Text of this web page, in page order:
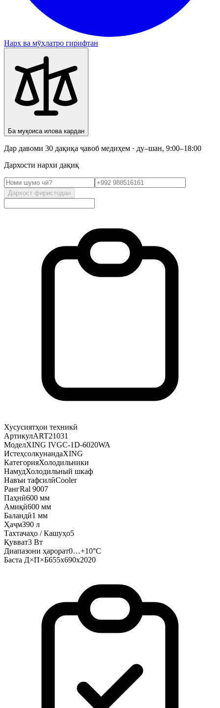
Нарх ва мӯҳлатро гирифтан
Ба муқоиса илова кардан
Дар давоми 30 дақиқа ҷавоб медиҳем · ду–шан, 9:00–18:00
Дархости нархи дақиқ
Дархост фиристодан
Хусусиятҳои техникӣ
АртикулART21031
МоделXING IVGC-1D-6020WA
ИстеҳсолкунандаXING
КатегорияХолодильники
НамудХолодильный шкаф
Навъи тафсилӣCooler
РангRal 9007
Паҳнӣ600 мм
Амиқӣ600 мм
Баландӣ1 мм
Ҳаҷм390 л
Тахтачаҳо / Кашуҳо5
Қувват3 Вт
Диапазони ҳарорат0…+10°C
Баста Д×П×Б655x690x2020